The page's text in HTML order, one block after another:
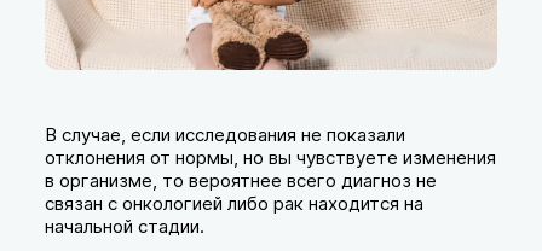
В случае, если исследования не показали
отклонения от нормы, но вы чувствуете изменения
в организме, то вероятнее всего диагноз не
связан с онкологией либо рак находится на
начальной стадии.